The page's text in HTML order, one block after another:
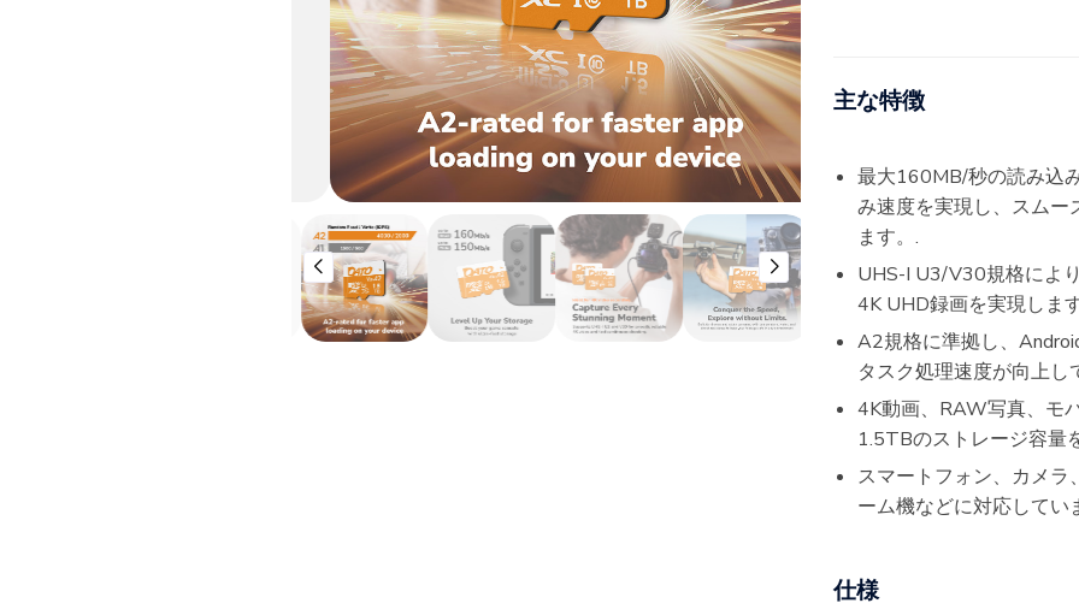
主な特徴
最大160MB/秒の読み込
み速度を実現し、スム
ます。.
UHS-I U3/V30規格によ
4K UHD録画を実現しま
A2規格に準拠し、
タスク処理速度が向上し
4K動画、RAW写真、モ
1.5TBのストレージ容量
スマートフォン、カメ
ーム機などに対応してい
仕様